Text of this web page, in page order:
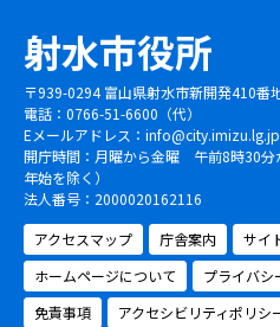
射水市役所
〒939-0294 富山県射水市新開発410番
電話：0766-51-6600（代）
Eメールアドレス： info@city.imizu.lg.jp
開庁時間：月曜から金曜 午前8時30分
年始を除く）
法人番号：2000020162116
アクセスマップ
庁舎案内
サイ
ホームページについて
プライバシ
免責事項
アクセシビリティポリシ